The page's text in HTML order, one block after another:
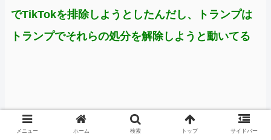
でTikTokを排除しようとしたんだし、トランプは
トランプでそれらの処分を解除しようと動いてる
メニュー ホーム 検索 トップ サイドバー